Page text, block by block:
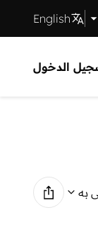
English
الدخول
به